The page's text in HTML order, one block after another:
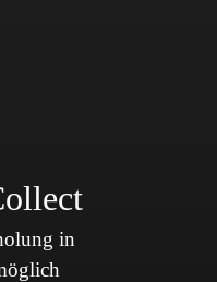
in